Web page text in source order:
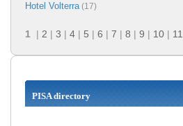
Hotel Volterra(17)
1 | 2 | 3 | 4 | 5 | 6 | 7 | 8 | 9 | 10 | 11
PISA directory